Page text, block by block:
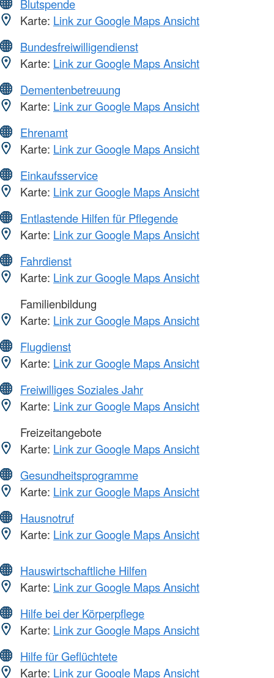
Blutspende
Karte: Link zur Google Maps Ansicht
Bundesfreiwilligendienst
Karte: Link zur Google Maps Ansicht
Dementenbetreuung
Karte: Link zur Google Maps Ansicht
Ehrenamt
Karte: Link zur Google Maps Ansicht
Einkaufsservice
Karte: Link zur Google Maps Ansicht
Entlastende Hilfen für Pflegende
Karte: Link zur Google Maps Ansicht
Fahrdienst
Karte: Link zur Google Maps Ansicht
Familienbildung
Karte: Link zur Google Maps Ansicht
Flugdienst
Karte: Link zur Google Maps Ansicht
Freiwilliges Soziales Jahr
Karte: Link zur Google Maps Ansicht
Freizeitangebote
Karte: Link zur Google Maps Ansicht
Gesundheitsprogramme
Karte: Link zur Google Maps Ansicht
Hausnotruf
Karte: Link zur Google Maps Ansicht
Hauswirtschaftliche Hilfen
Karte: Link zur Google Maps Ansicht
Hilfe bei der Körperpflege
Karte: Link zur Google Maps Ansicht
Hilfe für Geflüchtete
Karte: Link zur Google Maps Ansicht